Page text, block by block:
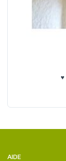
♥
AIDE